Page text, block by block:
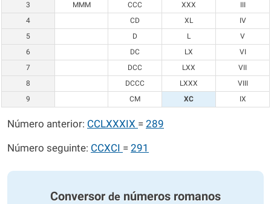
3
MMM CCC XXX
III
4
CD XL
IV
5
D L
V
6
DC LX
VI
7
DCC LXX
VII
8
DCCC LXXX
VIII
9
CM XC IX
Número anterior: CCLXXXIX = 289
Número seguinte: CCXCI = 291
Conversor de números romanos